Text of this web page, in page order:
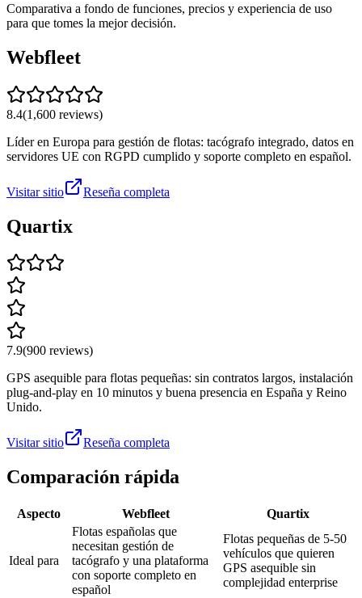
Comparativa a fondo de funciones, precios y experiencia de uso
para que tomes la mejor decisión.
Webfleet
8.4(1,600 reviews)
Líder en Europa para gestión de flotas: tacógrafo integrado, datos en
servidores UE con RGPD cumplido y soporte completo en español.
Visitar sitio Reseña completa
Quartix
7.9(900 reviews)
GPS asequible para flotas pequeñas: sin contratos largos, instalación
plug-and-play en 10 minutos y buena presencia en España y Reino
Unido.
Visitar sitio Reseña completa
Comparación rápida
Aspecto Webfleet Quartix
Ideal para
Flotas españolas que
necesitan gestión de
tacógrafo y una plataforma
con soporte completo en
español
Flotas pequeñas de 5-50
vehículos que quieren
GPS asequible sin
complejidad enterprise